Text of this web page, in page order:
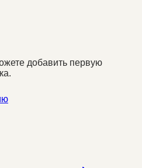
добавить первую